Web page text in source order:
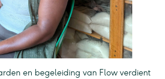
en begeleiding van Flow verdient